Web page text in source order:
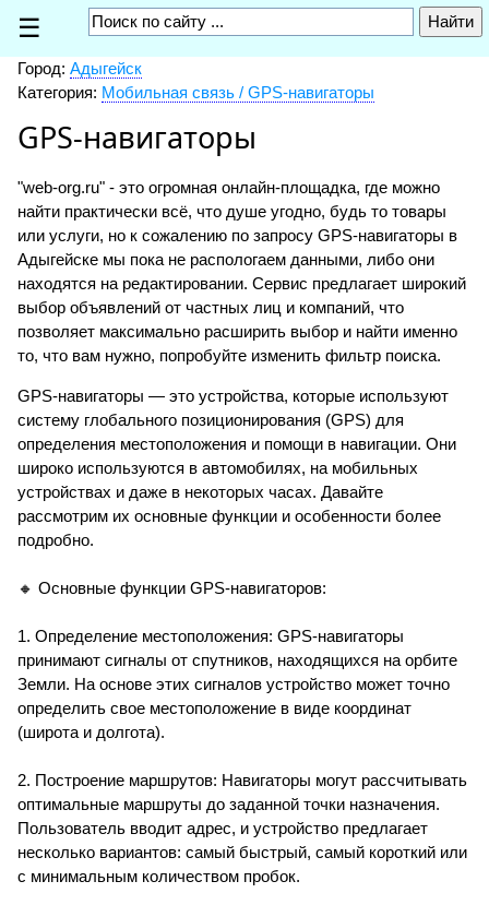
☰
Город: Адыгейск
Категория: Мобильная связь / GPS-навигаторы
GPS-навигаторы
"web-org.ru" - это огромная онлайн-площадка, где можно
найти практически всё, что душе угодно, будь то товары
или услуги, но к сожалению по запросу GPS-навигаторы в
Адыгейске мы пока не распологаем данными, либо они
находятся на редактировании. Сервис предлагает широкий
выбор объявлений от частных лиц и компаний, что
позволяет максимально расширить выбор и найти именно
то, что вам нужно, попробуйте изменить фильтр поиска.
GPS-навигаторы — это устройства, которые используют
систему глобального позиционирования (GPS) для
определения местоположения и помощи в навигации. Они
широко используются в автомобилях, на мобильных
устройствах и даже в некоторых часах. Давайте
рассмотрим их основные функции и особенности более
подробно.
🔸 Основные функции GPS-навигаторов:
1. Определение местоположения: GPS-навигаторы
принимают сигналы от спутников, находящихся на орбите
Земли. На основе этих сигналов устройство может точно
определить свое местоположение в виде координат
(широта и долгота).
2. Построение маршрутов: Навигаторы могут рассчитывать
оптимальные маршруты до заданной точки назначения.
Пользователь вводит адрес, и устройство предлагает
несколько вариантов: самый быстрый, самый короткий или
с минимальным количеством пробок.